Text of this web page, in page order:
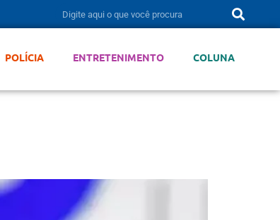
POLÍCIA ENTRETENIMENTO COLUNA